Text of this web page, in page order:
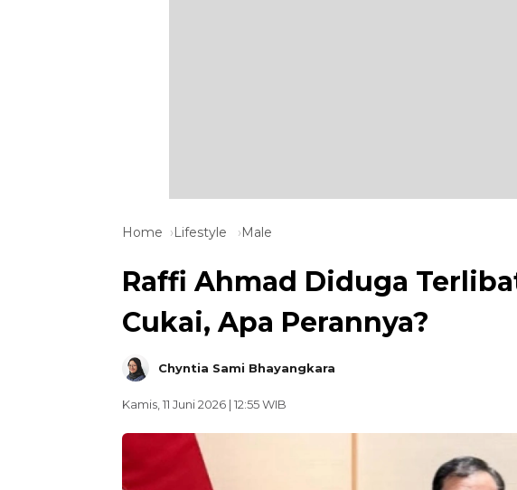
Home Lifestyle Male
Raffi Ahmad Diduga
Cukai, Apa Perannya?
Chyntia Sami Bhayangkara
Kamis, 11 Juni 2026 | 12:55 WIB